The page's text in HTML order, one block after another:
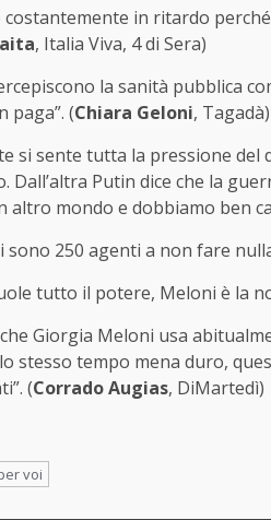
costantemente in ritardo
, Italia Viva, 4 di Sera)
la sanità pubblica
paga”. (Chiara Geloni, Tagadà)
si sente tutta la pressione
Dall’altra Putin dice che la
altro mondo e dobbiamo ben
sono 250 agenti a non fare
tutto il potere, Meloni è la
Giorgia Meloni usa
stesso tempo mena duro,
(Corrado Augias, DiMartedì)
voi